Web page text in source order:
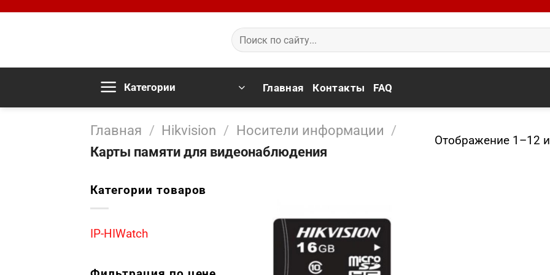
Искать:
Категории Главная Контакты FAQ
Главная / Hikvision / Носители информации /
Карты памяти для видеонаблюдения
Отображение 1–12
Категории товаров
IP-HIWatch